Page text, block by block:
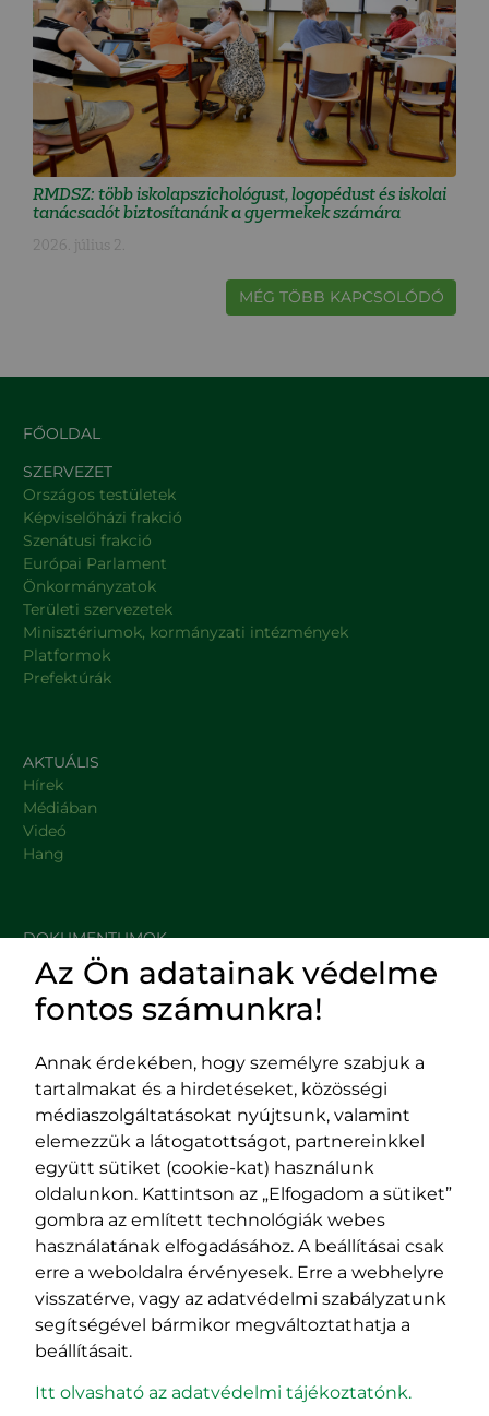
RMDSZ: több iskolapszichológust, logopédust és iskolai
tanácsadót biztosítanánk a gyermekek számára
2026. július 2.
MÉG TÖBB KAPCSOLÓDÓ
FŐOLDAL
SZERVEZET
Országos testületek
Képviselőházi frakció
Szenátusi frakció
Európai Parlament
Önkormányzatok
Területi szervezetek
Minisztériumok, kormányzati intézmények
Platformok
Prefektúrák
AKTUÁLIS
Hírek
Médiában
Videó
Hang
DOKUMENTUMOK
HASZNOS LINKEK
Impresszum
Adatvédelmi szabályzat
EPP program
400029 Kolozsvár,
Fürdő (Card. Iuliu Hossu) utca, 41.
szám
tel/fax:0723 250 321
email:office@rmdsz.ro
400489 Kolozsvár,
Majális utca, 60.
szám
tel/fax:0264 590 758
email:
office@rmdsz.ro
Az Ön adatainak védelme
fontos számunkra!
Annak érdekében, hogy személyre szabjuk a
tartalmakat és a hirdetéseket, közösségi
médiaszolgáltatásokat nyújtsunk, valamint
elemezzük a látogatottságot, partnereinkkel
együtt sütiket (cookie-kat) használunk
oldalunkon. Kattintson az „Elfogadom a sütiket”
gombra az említett technológiák webes
használatának elfogadásához. A beállításai csak
erre a weboldalra érvényesek. Erre a webhelyre
visszatérve, vagy az adatvédelmi szabályzatunk
segítségével bármikor megváltoztathatja a
beállításait.
Itt olvasható az adatvédelmi tájékoztatónk.